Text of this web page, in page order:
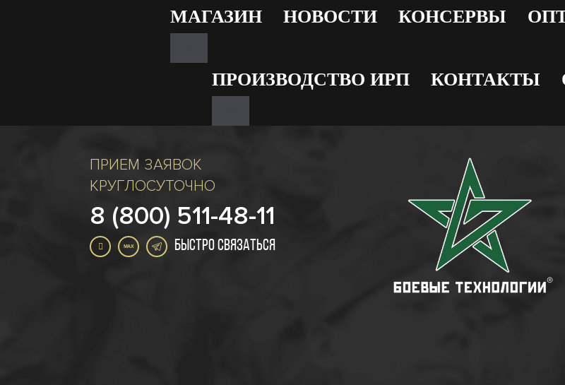
МАГАЗИН НОВОСТИ КОНСЕРВЫ
ПРОИЗВОДСТВО ИРП КОНТАКТЫ
ПРИЕМ ЗАЯВОК
КРУГЛОСУТОЧНО
8 (800) 511-48-11
MAX БЫСТРО СВЯЗАТЬСЯ